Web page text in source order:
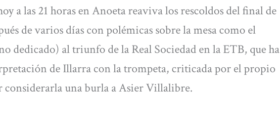
a las 21 horas en Anoeta reaviva los rescoldos del final de
de varios días con polémicas sobre la mesa como el
dedicado) al triunfo de la Real Sociedad en la ETB, que ha
de Illarra con la trompeta, criticada por el propio
considerarla una burla a Asier Villalibre.